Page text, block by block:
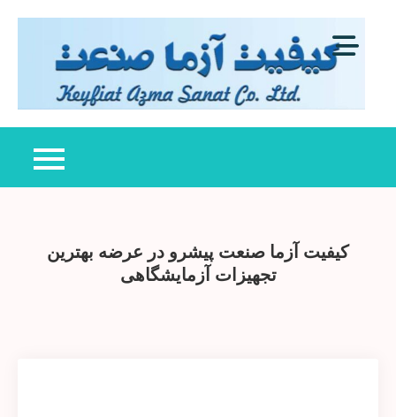
content
کیفیت آزما صنعت پیشرو در عرضه بهترین
تجهیزات آزمایشگاهی